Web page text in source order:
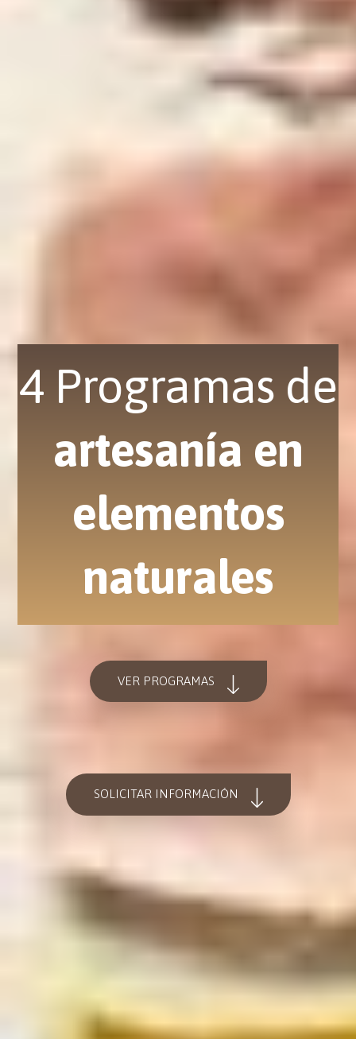
4 Programas de
artesanía en
elementos
naturales
VER PROGRAMAS
SOLICITAR INFORMACIÓN